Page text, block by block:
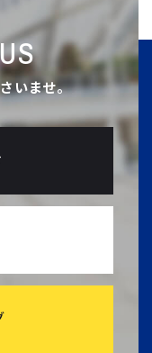
いませ。